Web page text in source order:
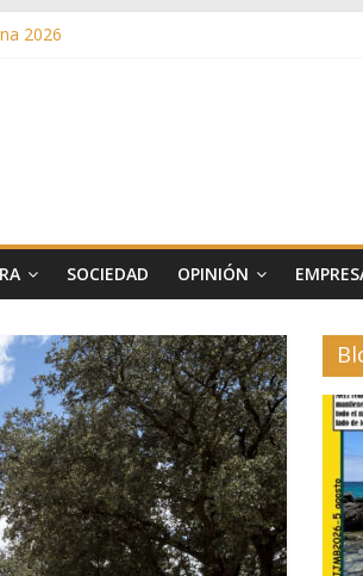
2026
a la telelectura de Canal de Isabel II
SOCIEDAD OPINIÓN